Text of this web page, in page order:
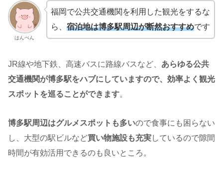
はんぺん
福岡で公共交通機関を利用した観光をするな
ら、 宿泊地は博多駅周辺が断然おすすめです
JR線や地下鉄、高速バスに路線バスなど、 あらゆる公共
交通機関が博多駅をハブにしていますので、効率よく観光
スポットを巡ることができます。
博多駅周辺はグルメスポットも多いので食事にも困らない
し、大型の駅ビルなど買い物施設も充実しているので隙間
時間が有効活用できるのも良いところ。